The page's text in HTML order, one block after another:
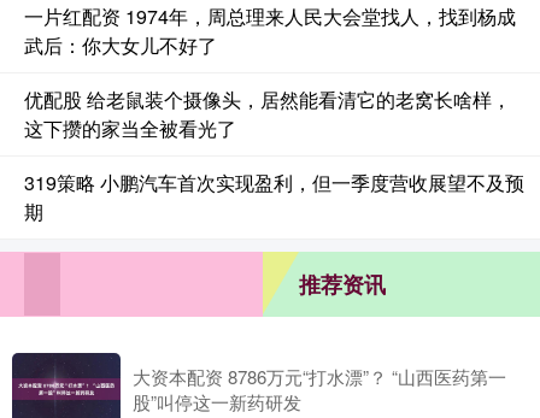
一片红配资 1974年，周总理来人民大会堂找人，找到杨成
武后：你大女儿不好了
优配股 给老鼠装个摄像头，居然能看清它的老窝长啥样，
这下攒的家当全被看光了
319策略 小鹏汽车首次实现盈利，但一季度营收展望不及预
期
推荐资讯
大资本配资 8786万元“打水漂”？ “山西医药第一
股”叫停这一新药研发